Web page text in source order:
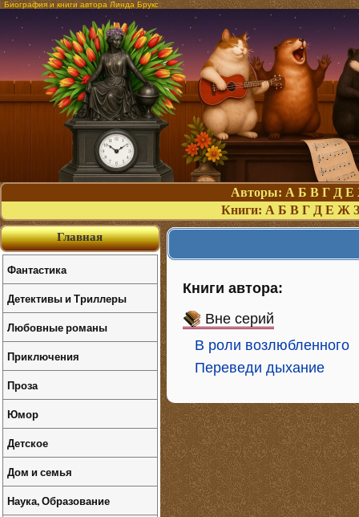
Биография и книги автора Линда Брукс
Авторы: А Б В Г Д Е
Книги: А Б В Г Д Е Ж З
Книги автора:
Вне серий
В роли возлюбленного
Переведи дыхание
Главная
Фантастика
Детективы и Триллеры
Любовные романы
Приключения
Проза
Юмор
Детское
Дом и семья
Наука, Образование